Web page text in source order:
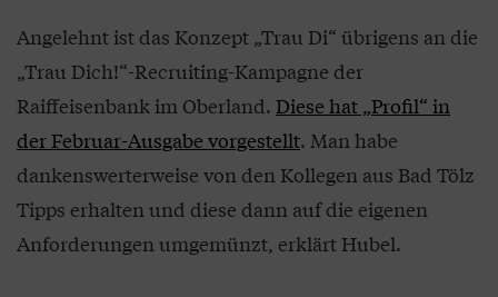
Angelehnt ist das Konzept „Trau Di“ übrigens an die
„Trau Dich!“-Recruiting-Kampagne der
Raiffeisenbank im Oberland. Diese hat „Profil“ in
der Februar-Ausgabe vorgestellt. Man habe
dankenswerterweise von den Kollegen aus Bad Tölz
Tipps erhalten und diese dann auf die eigenen
Anforderungen umgemünzt, erklärt Hubel.